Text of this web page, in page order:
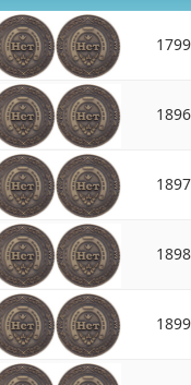
1799
1896
1897
1898
1899